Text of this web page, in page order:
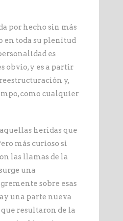
por hecho sin más
en toda su plenitud
es
obvio, y es a partir
y,
como cualquier
heridas que
más curioso si
las llamas de la
una
sobre esas
una parte nueva
que resultaron de la